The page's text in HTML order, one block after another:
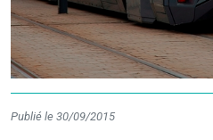
Publié le 30/09/2015